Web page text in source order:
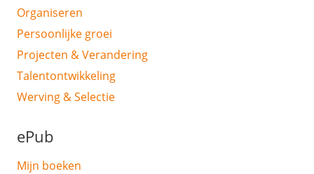
Organiseren
Persoonlijke groei
Projecten & Verandering
Talentontwikkeling
Werving & Selectie
ePub
Mijn boeken